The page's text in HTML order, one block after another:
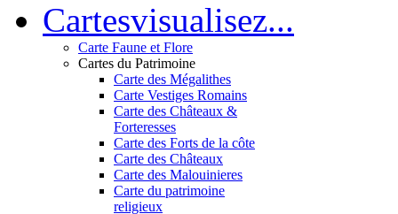
Cartesvisualisez...
Carte Faune et Flore
Cartes du Patrimoine
Carte des Mégalithes
Carte Vestiges Romains
Carte des Châteaux &
Forteresses
Carte des Forts de la côte
Carte des Châteaux
Carte des Malouinieres
Carte du patrimoine
religieux